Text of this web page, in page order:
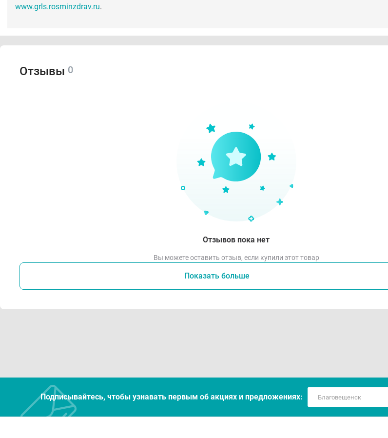
www.grls.rosminzdrav.ru.
Отзывы 0
Отзывов пока нет
Вы можете оставить отзыв, если купили этот товар
Показать больше
Подписывайтесь, чтобы узнавать первым об акцияx и предложениях: